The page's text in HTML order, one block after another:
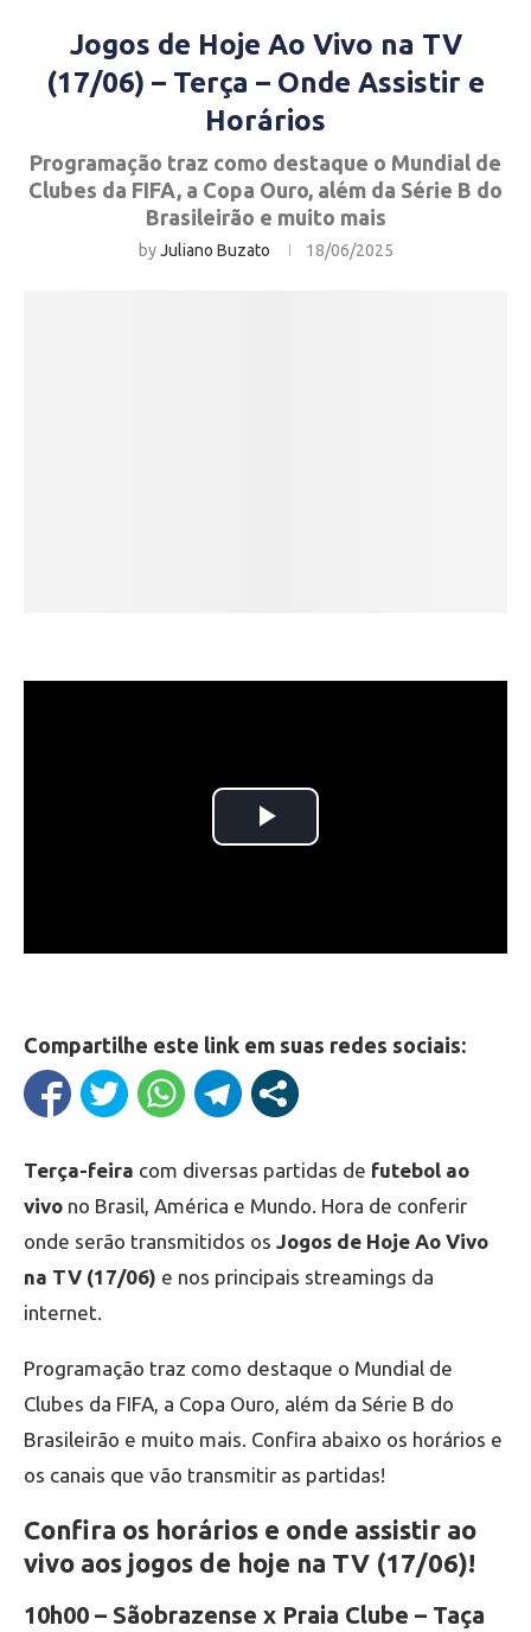
Jogos de Hoje Ao Vivo na TV
(17/06) – Terça – Onde Assistir e
Horários
Programação traz como destaque o Mundial de
Clubes da FIFA, a Copa Ouro, além da Série B do
Brasileirão e muito mais
byJuliano Buzato 18/06/2025
Compartilhe este link em suas redes sociais:
Terça-feira com diversas partidas de futebol ao
vivo no Brasil, América e Mundo. Hora de conferir
onde serão transmitidos os Jogos de Hoje Ao Vivo
na TV (17/06) e nos principais streamings da
internet.
Programação traz como destaque o Mundial de
Clubes da FIFA, a Copa Ouro, além da Série B do
Brasileirão e muito mais. Confira abaixo os horários e
os canais que vão transmitir as partidas!
Confira os horários e onde assistir ao
vivo aos jogos de hoje na TV (17/06)!
10h00 – Sãobrazense x Praia Clube – Taça